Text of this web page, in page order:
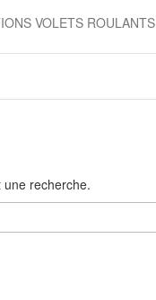
VOLETS ROULANTS
recherche.